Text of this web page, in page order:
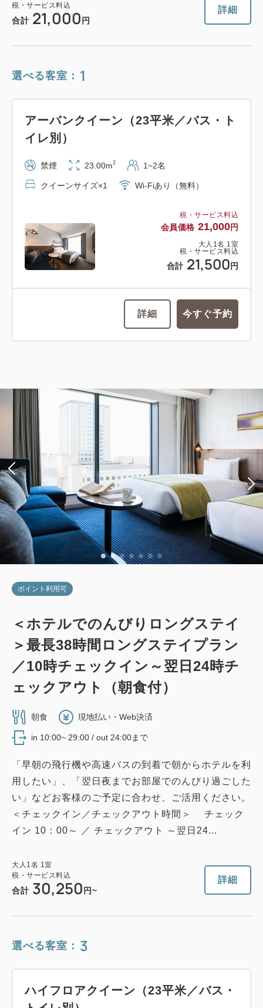
税・サービス料込
合計 21,000 円
詳細
選べる客室： 1
税・サービス料込
会員価格 21,000円
大人 1名 1室
税・サービス料込
合計 21,500 円
アーバンクイーン（23平米／バス・ト
イレ別）
禁煙 23.00m2 1~2名
クイーンサイズ×1 Wi-Fiあり（無料）
詳細 今すぐ予約
ポイント利用可
＜ホテルでのんびりロングステイ
＞最長38時間ロングステイプラン
／10時チェックイン～翌日24時チ
ェックアウト（朝食付）
朝食 現地払い・Web決済
in 10:00~ 29:00 / out 24:00まで
「早朝の飛行機や高速バスの到着で朝からホテルを利
用したい」、「翌日夜までお部屋でのんびり過ごした
い」などお客様のご予定に合わせ、ご活用ください。
＜チェックイン／チェックアウト時間＞ チェック
イン 10：00～ ／ チェックアウト ～翌日24...
大人 1 名 1 室
税・サービス料込
合計 30,250円~
詳細
選べる客室： 3
ハイフロアクイーン（23平米／バス・